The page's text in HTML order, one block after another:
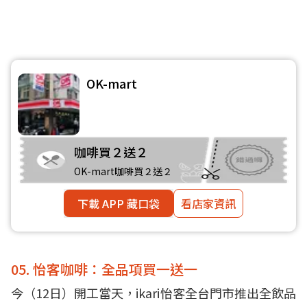
OK-mart
咖啡買２送２
OK-mart咖啡買２送２
下載 APP 藏口袋 看店家資訊
05. 怡客咖啡：全品項買一送一
今（12日）開工當天，ikari怡客全台門市推出全飲品